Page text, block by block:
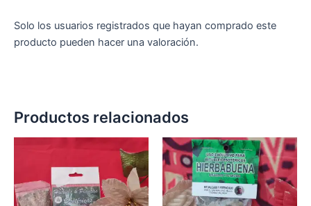
Solo los usuarios registrados que hayan comprado este
producto pueden hacer una valoración.
Productos relacionados